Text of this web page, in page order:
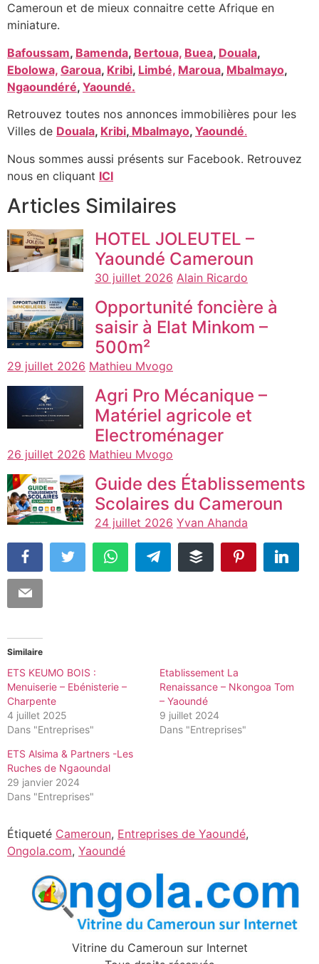
Cameroun et de mieux connaitre cette Afrique en
miniature.
Bafoussam, Bamenda, Bertoua, Buea, Douala,
Ebolowa, Garoua, Kribi, Limbé, Maroua, Mbalmayo,
Ngaoundéré, Yaoundé.
Retrouvez toutes nos annonces immobilières pour les
Villes de Douala, Kribi, Mbalmayo, Yaoundé.
Nous sommes aussi présents sur Facebook. Retrouvez
nous en cliquant ICI
Articles Similaires
HOTEL JOLEUTEL –
Yaoundé Cameroun
30 juillet 2026 Alain Ricardo
Opportunité foncière à
saisir à Elat Minkom –
500m²
29 juillet 2026 Mathieu Mvogo
Agri Pro Mécanique –
Matériel agricole et
Electroménager
26 juillet 2026 Mathieu Mvogo
Guide des Établissements
Scolaires du Cameroun
24 juillet 2026 Yvan Ahanda
Similaire
ETS KEUMO BOIS :
Menuiserie – Ebénisterie –
Charpente
4 juillet 2025
Dans "Entreprises"
Etablissement La
Renaissance – Nkongoa Tom
– Yaoundé
9 juillet 2024
Dans "Entreprises"
ETS Alsima & Partners -Les
Ruches de Ngaoundal
29 janvier 2024
Dans "Entreprises"
Étiqueté Cameroun, Entreprises de Yaoundé,
Ongola.com, Yaoundé
Vitrine du Cameroun sur Internet